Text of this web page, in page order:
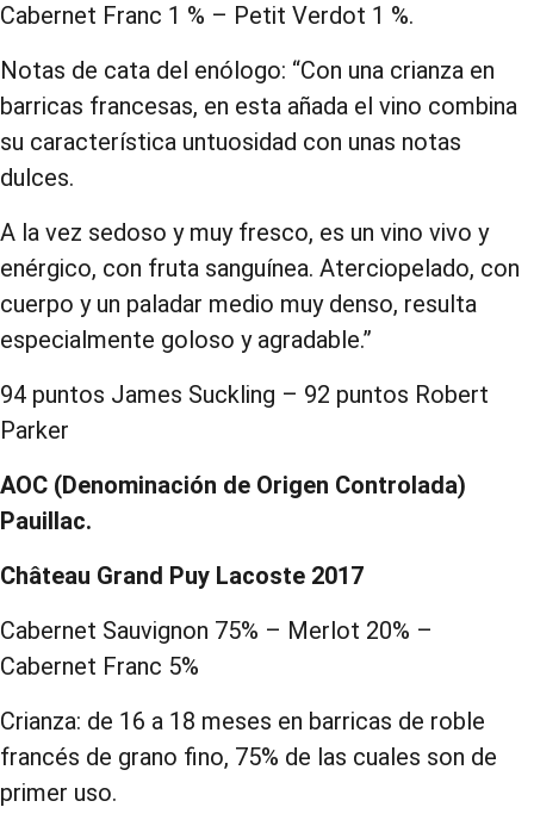
Cabernet Franc 1 % – Petit Verdot 1 %.
Notas de cata del enólogo: “Con una crianza en
barricas francesas, en esta añada el vino combina
su característica untuosidad con unas notas
dulces.
A la vez sedoso y muy fresco, es un vino vivo y
enérgico, con fruta sanguínea. Aterciopelado, con
cuerpo y un paladar medio muy denso, resulta
especialmente goloso y agradable.”
94 puntos James Suckling – 92 puntos Robert
Parker
AOC (Denominación de Origen Controlada)
Pauillac.
Château Grand Puy Lacoste 2017
Cabernet Sauvignon 75% – Merlot 20% –
Cabernet Franc 5%
Crianza: de 16 a 18 meses en barricas de roble
francés de grano fino, 75% de las cuales son de
primer uso.